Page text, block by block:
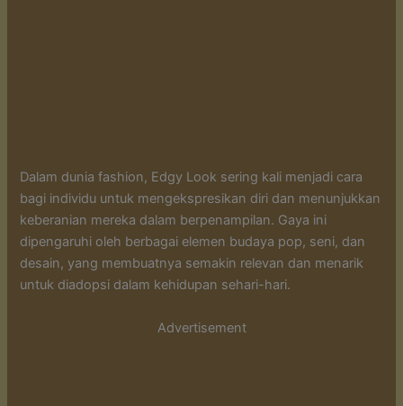
Dalam dunia fashion, Edgy Look sering kali menjadi cara
bagi individu untuk mengekspresikan diri dan menunjukkan
keberanian mereka dalam berpenampilan. Gaya ini
dipengaruhi oleh berbagai elemen budaya pop, seni, dan
desain, yang membuatnya semakin relevan dan menarik
untuk diadopsi dalam kehidupan sehari-hari.
Advertisement